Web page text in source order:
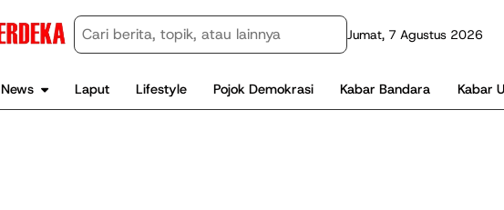
Jumat, 7 Agustus 2026
News Laput Lifestyle Pojok Demokrasi Kabar Bandara Kabar